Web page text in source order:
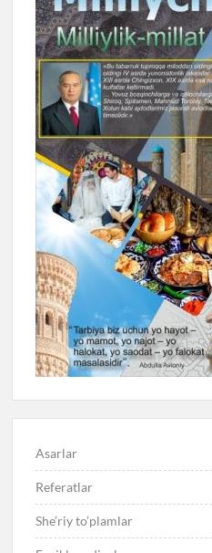
Asarlar
Referatlar
She’riy to’plamlar